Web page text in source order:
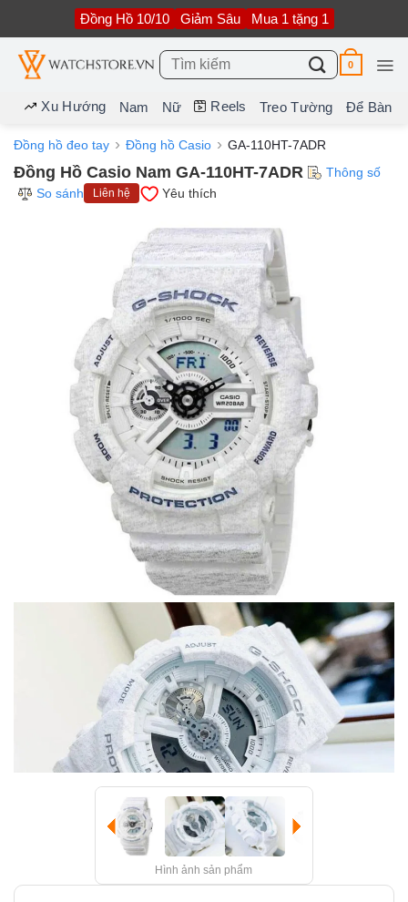
nội
dung
Đồng Hồ 10/10 Giảm Sâu Mua 1 tặng 1
Tìm
kiếm:
0
Xu Hướng Nam Nữ Reels Treo Tường Để Bàn
Đồng hồ đeo tay Đồng hồ Casio GA-110HT-7ADR
Đồng Hồ Casio Nam GA-110HT-7ADR
Thông số
So sánh
Liên hệ Yêu thích
Hình ảnh sản phẩm